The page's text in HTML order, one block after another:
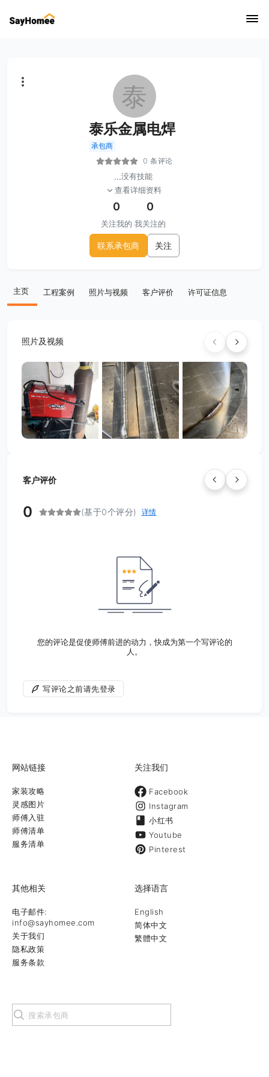
泰
泰乐金属电焊
承包商
0 条评论
...没有技能
查看详细资料
0
关注我的
0
我关注的
联系承包商 关注
主页 工程案例 照片与视频 客户评价 许可证信息
照片及视频
客户评价
0 (基于0个评分) 详情
您的评论是促使师傅前进的动力，快成为第一个写评论的
人。
写评论之前请先登录
网站链接
家装攻略
灵感图片
师傅入驻
师傅清单
服务清单
关注我们
Facebook
Instagram
小红书
Youtube
Pinterest
其他相关
电子邮件:
info@sayhomee.com
关于我们
隐私政策
服务条款
选择语言
English
简体中文
繁體中文